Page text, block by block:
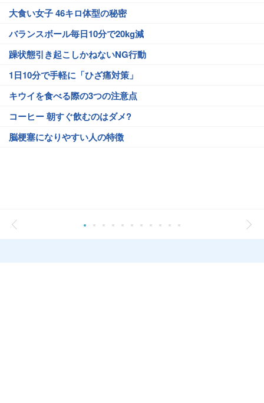
大食い女子 46キロ体型の秘密
バランスボール毎日10分で20kg減
躁状態引き起こしかねないNG行動
1日10分で手軽に「ひざ痛対策」
キウイを食べる際の3つの注意点
コーヒー 朝すぐ飲むのはダメ?
脳梗塞になりやすい人の特徴